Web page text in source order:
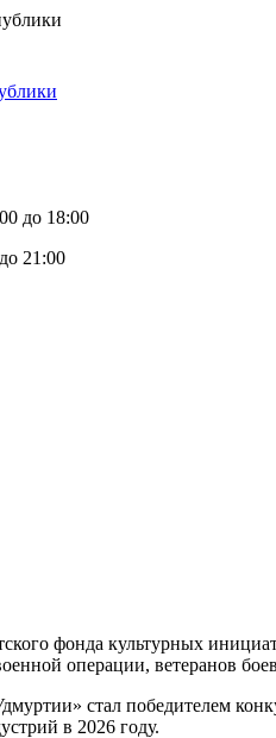
до 18:00
до 21:00
фонда культурных
операции, ветеранов
стал победителем
в 2026 году.